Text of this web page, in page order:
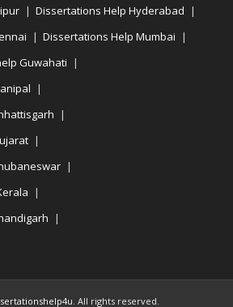
Dissertations Help Hyderabad
Dissertations Help Mumbai
Guwahati
. All rights reserved.